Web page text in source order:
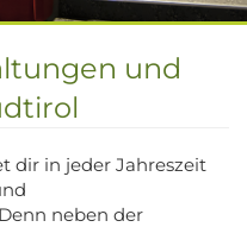
und
dir in jeder Jahreszeit
neben der